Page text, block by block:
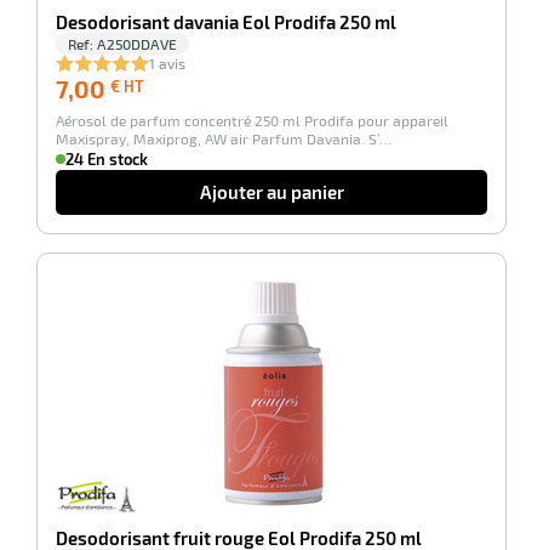
Desodorisant davania Eol Prodifa 250 ml
Ref: A250DDAVE
1 avis
7,00 € HT
HT
Aérosol de parfum concentré 250 ml Prodifa pour appareil
Maxispray, Maxiprog, AW air Parfum Davania. S’…
24 En stock
Ajouter au panier
Desodorisant fruit rouge Eol Prodifa 250 ml